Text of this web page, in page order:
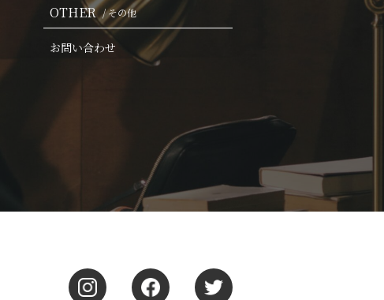
OTHER / その他
お問い合わせ